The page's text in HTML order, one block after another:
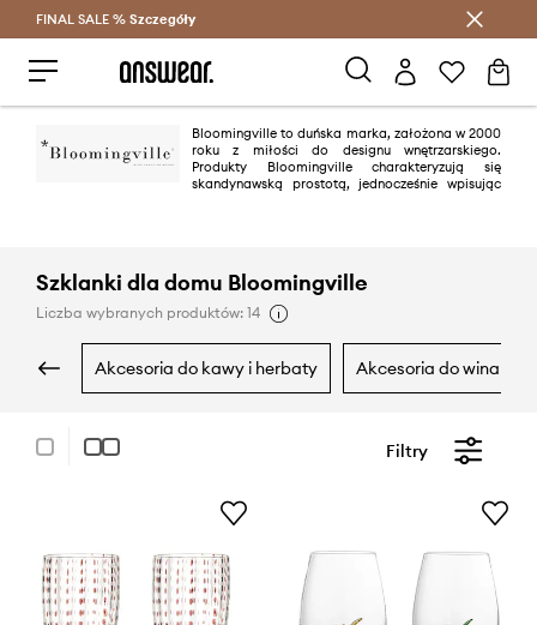
Oszczędzaj z Answear Club >
FINAL SALE % Szczegóły
Bloomingville to duńska marka, założona w 2000
roku z miłości do designu wnętrzarskiego.
Produkty Bloomingville charakteryzują się
skandynawską prostotą, jednocześnie wpisując
Szklanki dla domu Bloomingville
Liczba wybranych produktów: 14
akcesoria do kawy i herbaty akcesoria do wina
Filtry